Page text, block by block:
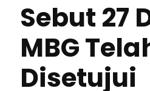
Sebut 27
MBG
Disetujui